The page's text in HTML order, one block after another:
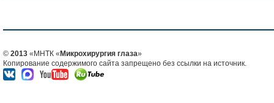
© 2013 «МНТК «Микрохирургия глаза»
Копирование содержимого сайта запрещено без ссылки на источник.